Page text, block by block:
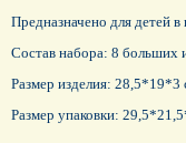
Предназначено для детей в
Состав набора: 8 больших
Размер изделия: 28,5*19*3
Размер упаковки: